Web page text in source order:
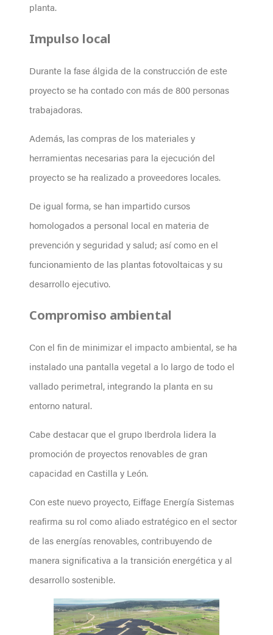
planta.
Impulso local
Durante la fase álgida de la construcción de este
proyecto se ha contado con más de 800 personas
trabajadoras.
Además, las compras de los materiales y
herramientas necesarias para la ejecución del
proyecto se ha realizado a proveedores locales.
De igual forma, se han impartido cursos
homologados a personal local en materia de
prevención y seguridad y salud; así como en el
funcionamiento de las plantas fotovoltaicas y su
desarrollo ejecutivo.
Compromiso ambiental
Con el fin de minimizar el impacto ambiental, se ha
instalado una pantalla vegetal a lo largo de todo el
vallado perimetral, integrando la planta en su
entorno natural.
Cabe destacar que el grupo Iberdrola lidera la
promoción de proyectos renovables de gran
capacidad en Castilla y León.
Con este nuevo proyecto, Eiffage Energía Sistemas
reafirma su rol como aliado estratégico en el sector
de las energías renovables, contribuyendo de
manera significativa a la transición energética y al
desarrollo sostenible.